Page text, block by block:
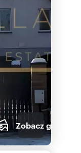
Zobacz galerię